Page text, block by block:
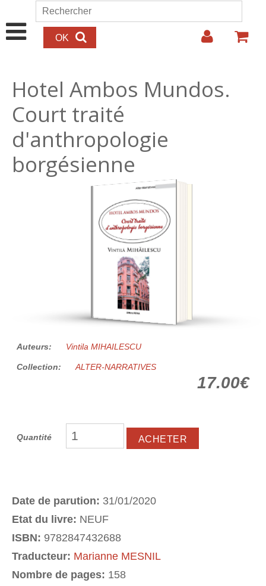
Aller au contenu principal
Formulaire de recherche
Rechercher
Hotel Ambos Mundos.
Court traité
d'anthropologie
borgésienne
17.00€
Auteurs: Vintila MIHAILESCU
Collection: ALTER-NARRATIVES
17.00€
Quantité
Date de parution: 31/01/2020
Etat du livre: NEUF
ISBN: 9782847432688
Traducteur: Marianne MESNIL
Nombre de pages: 158